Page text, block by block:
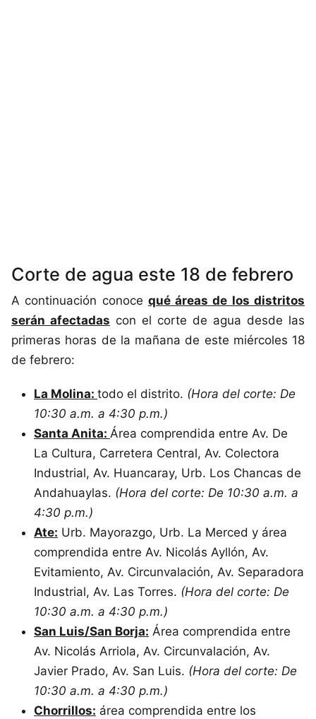
Corte de agua este 18 de febrero
A continuación conoce qué áreas de los distritos
serán afectadas con el corte de agua desde las
primeras horas de la mañana de este miércoles 18
de febrero:
La Molina: todo el distrito. (Hora del corte: De
10:30 a.m. a 4:30 p.m.)
Santa Anita: Área comprendida entre Av. De
La Cultura, Carretera Central, Av. Colectora
Industrial, Av. Huancaray, Urb. Los Chancas de
Andahuaylas. (Hora del corte: De 10:30 a.m. a
4:30 p.m.)
Ate: Urb. Mayorazgo, Urb. La Merced y área
comprendida entre Av. Nicolás Ayllón, Av.
Evitamiento, Av. Circunvalación, Av. Separadora
Industrial, Av. Las Torres. (Hora del corte: De
10:30 a.m. a 4:30 p.m.)
San Luis/San Borja: Área comprendida entre
Av. Nicolás Arriola, Av. Circunvalación, Av.
Javier Prado, Av. San Luis. (Hora del corte: De
10:30 a.m. a 4:30 p.m.)
Chorrillos: área comprendida entre los